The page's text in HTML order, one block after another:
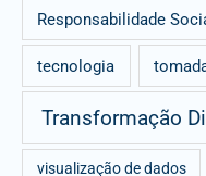
Responsabilidade
tecnologia
Transformação
visualização de dados